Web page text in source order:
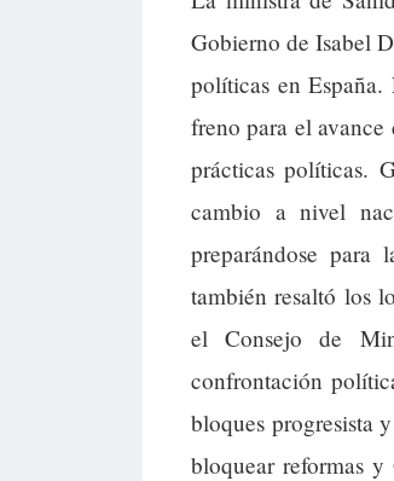
Gobierno de Isabel
políticas en
freno para el
prácticas políticas.
cambio a nivel
preparándose
también resaltó los
el Consejo de
confrontación
bloques progresista
bloquear reformas